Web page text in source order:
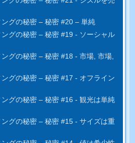
グの秘密 – 秘密 #20 – 単純
グの秘密 – 秘密 #19 - ソーシャル
グの秘密 – 秘密 #18 - 市場, 市場,
グの秘密 – 秘密 #17 - オフライン
グの秘密 – 秘密 #16 - 観光は単純
グの秘密 – 秘密 #15 - サイズは重